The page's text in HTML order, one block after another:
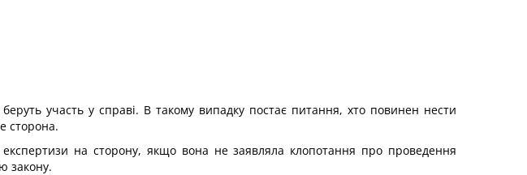
участь у справі. В такому випадку постає питання, хто повинен нести
сторона.
на сторону, якщо вона не заявляла клопотання про проведення
закону.